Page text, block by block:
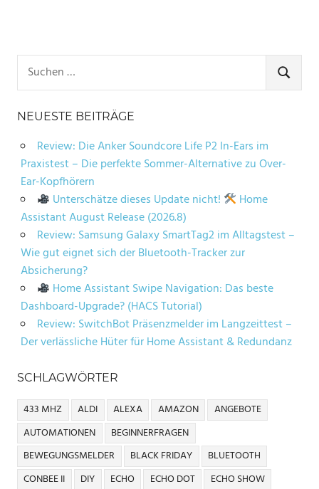
nach:
SUCHEN
NEUESTE BEITRÄGE
Review: Die Anker Soundcore Life P2 In-Ears im
Praxistest – Die perfekte Sommer-Alternative zu Over-
Ear-Kopfhörern
Unterschätze dieses Update nicht!
Home
Assistant August Release (2026.8)
Review: Samsung Galaxy SmartTag2 im Alltagstest –
Wie gut eignet sich der Bluetooth-Tracker zur
Absicherung?
Home Assistant Swipe Navigation: Das beste
Dashboard-Upgrade? (HACS Tutorial)
Review: SwitchBot Präsenzmelder im Langzeittest –
Der verlässliche Hüter für Home Assistant & Redundanz
SCHLAGWÖRTER
433 MHZ ALDI ALEXA AMAZON
ANGEBOTE
AUTOMATIONEN
BEGINNERFRAGEN
BEWEGUNGSMELDER
BLACK FRIDAY
BLUETOOTH
CONBEE II
DIY ECHO ECHO DOT
ECHO SHOW